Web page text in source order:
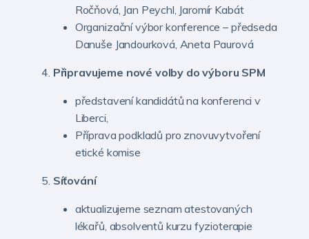
Ročňová, Jan Peychl, Jaromír Kabát
Organizační výbor konference – předseda
Danuše Jandourková, Aneta Paurová
Připravujeme nové volby do výboru SPM
představení kandidátů na konferenci v
Liberci,
Příprava podkladů pro znovuvytvoření
etické komise
Síťování
aktualizujeme seznam atestovaných
lékařů, absolventů kurzu fyzioterapie